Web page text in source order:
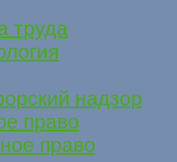
труда
надзор
право
право